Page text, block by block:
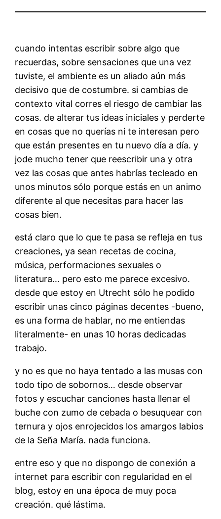
cuando intentas escribir sobre algo que
recuerdas, sobre sensaciones que una vez
tuviste, el ambiente es un aliado aún más
decisivo que de costumbre. si cambias de
contexto vital corres el riesgo de cambiar las
cosas. de alterar tus ideas iniciales y perderte
en cosas que no querías ni te interesan pero
que están presentes en tu nuevo día a día. y
jode mucho tener que reescribir una y otra
vez las cosas que antes habrías tecleado en
unos minutos sólo porque estás en un animo
diferente al que necesitas para hacer las
cosas bien.
está claro que lo que te pasa se refleja en tus
creaciones, ya sean recetas de cocina,
música, performaciones sexuales o
literatura… pero esto me parece excesivo.
desde que estoy en Utrecht sólo he podido
escribir unas cinco páginas decentes -bueno,
es una forma de hablar, no me entiendas
literalmente- en unas 10 horas dedicadas
trabajo.
y no es que no haya tentado a las musas con
todo tipo de sobornos… desde observar
fotos y escuchar canciones hasta llenar el
buche con zumo de cebada o besuquear con
ternura y ojos enrojecidos los amargos labios
de la Seña María. nada funciona.
entre eso y que no dispongo de conexión a
internet para escribir con regularidad en el
blog, estoy en una época de muy poca
creación. qué lástima.